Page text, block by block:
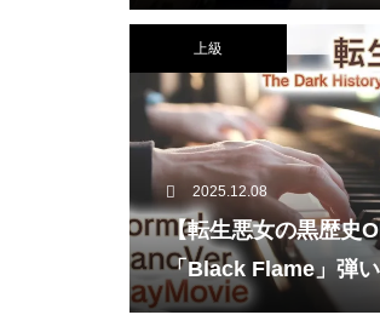
上級
2025.12.08
【転生悪女の黒歴史
「Black Flame」弾
級）【The Dark